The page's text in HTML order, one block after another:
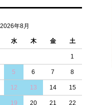
2026年8月
水 木 金 土
1
5 6 7 8
12 13 14 15
19 20 21 22